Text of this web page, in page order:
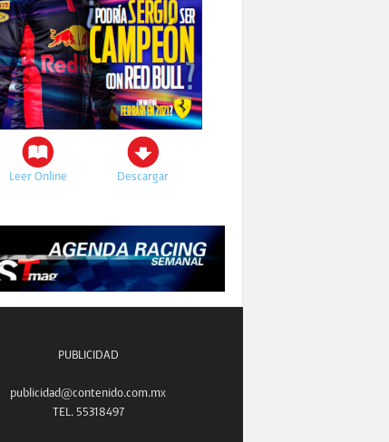
Leer Online Descargar
PUBLICIDAD
publicidad@contenido.com.mx
TEL. 55318497